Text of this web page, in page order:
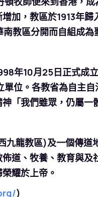
加，教區於1913年
教區分開而自組成為
年10月25日正式成
位。各教省為自主
「我們雖眾，仍屬一
九龍教區)及一個傳
道、牧養、教育與
耀於上帝。
)